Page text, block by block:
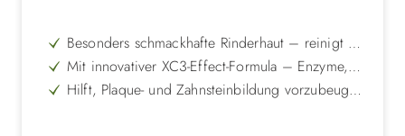
Besonders schmackhafte Rinderhaut – reinigt die
Zähne mechanisch beim Kauen
Mit innovativer XC3-Effect-Formula – Enzyme,
Cranberry-Extrakt und Mineralstoffe für wirksame
Zahnpflege
Hilft, Plaque- und Zahnsteinbildung vorzubeugen